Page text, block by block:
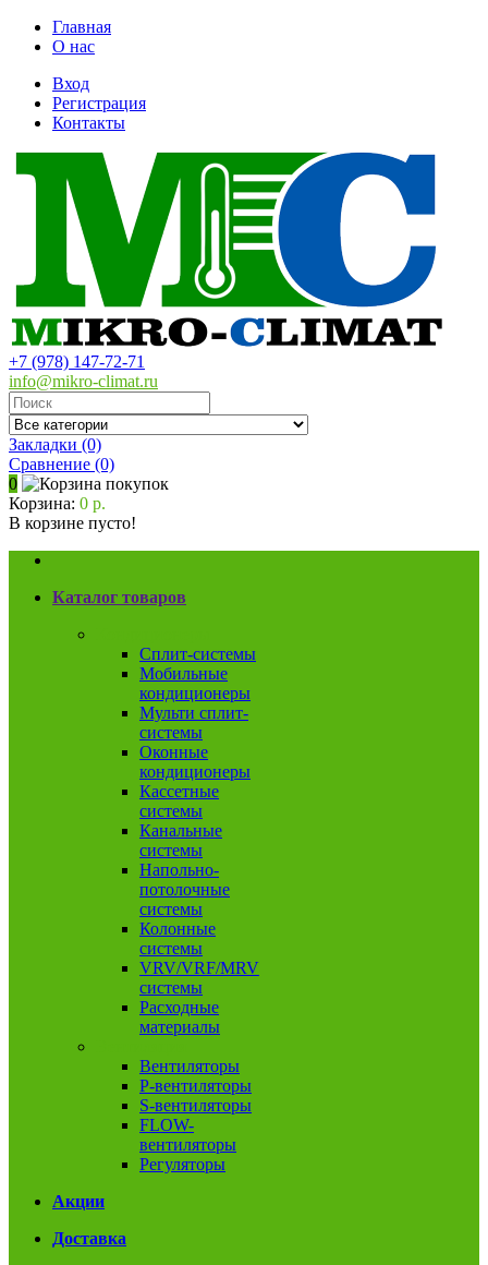
Главная
О нас
Вход
Регистрация
Контакты
+7 (978) 147-72-71
info@mikro-climat.ru
Закладки (0)
Сравнение (0)
0
Корзина: 0 р.
В корзине пусто!
Каталог товаров
Сплит-системы
Мобильные
кондиционеры
Мульти сплит-
системы
Оконные
кондиционеры
Кассетные
системы
Канальные
системы
Напольно-
потолочные
системы
Колонные
системы
VRV/VRF/MRV
системы
Расходные
материалы
Вентиляторы
P-вентиляторы
S-вентиляторы
FLOW-
вентиляторы
Регуляторы
Акции
Доставка